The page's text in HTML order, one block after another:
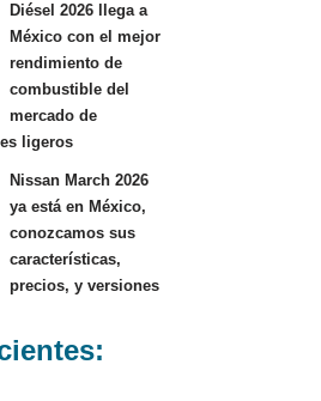
Diésel 2026 llega a
México con el mejor
rendimiento de
combustible del
mercado de
ligeros
Nissan March 2026
ya está en México,
conozcamos sus
características,
precios, y versiones